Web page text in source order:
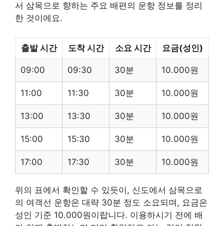
서 삼목으로 향하는 주요 배편의 운항 정보를 정리
한 것이에요.
출발 시간 도착 시간 소요 시간 요금(성인)
09:00 09:30 30분 10.000원
11:00 11:30 30분 10.000원
13:00 13:30 30분 10.000원
15:00 15:30 30분 10.000원
17:00 17:30 30분 10.000원
위의 표에서 확인할 수 있듯이, 신도에서 삼목으로
의 여객선 운항은 대략 30분 정도 소요되며, 요금은
성인 기준 10.000원이랍니다. 이용하시기 전에 배